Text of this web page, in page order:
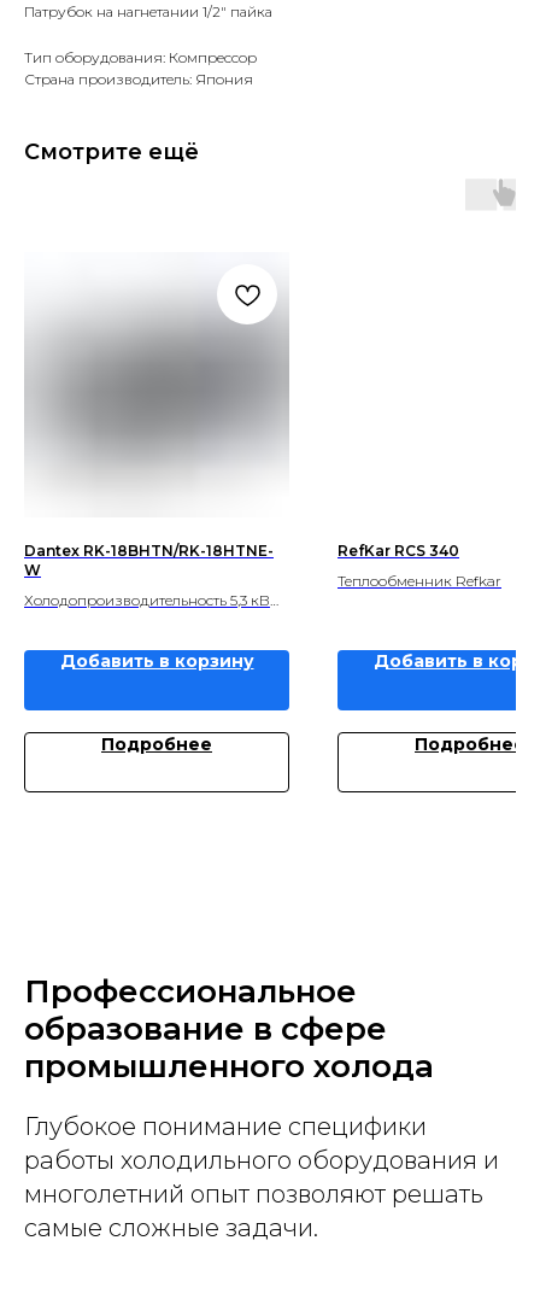
Патрубок на нагнетании 1/2" пайка
Тип оборудования: Компрессор
Страна производитель: Япония
Смотрите ещё
Dantex RK-18BHTN/RK-18HTNE-
W
Холодопроизводительность 5,3 кВ
Добавить в корзину
Подробнее
RefKar RCS 340
Теплообменник Refkar
Добавить в
Подробнее
Профессиональное
образование в сфере
промышленного холода
Глубокое понимание специфики
работы холодильного оборудования и
многолетний опыт позволяют решать
самые сложные задачи.